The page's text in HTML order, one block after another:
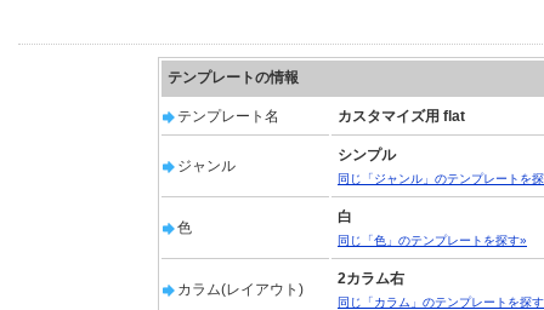
テンプレートの情報
テンプレート名 カスタマイズ用 flat
ジャンル
シンプル
同じ「ジャンル」のテンプレートを
色
白
同じ「色」のテンプレートを探す»
カラム(レイアウト)
2カラム右
同じ「カラム」のテンプレートを探